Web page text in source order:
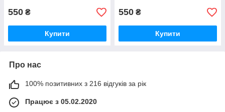
550 ₴
Купити
550 ₴
Купити
Про нас
100% позитивних з 216 відгуків за рік
Працює з 05.02.2020